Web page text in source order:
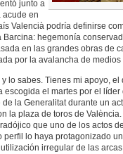
junto a
acude en
Valencià podría definirse
hegemonía
en las grandes obras de
por la avalancha de
lo sabes. Tienes mi apoyo, el
escogida el martes por el líder
la Generalitat durante un
la plaza de toros de
que uno de los actos
perfil lo haya protagonizado
irregular de las